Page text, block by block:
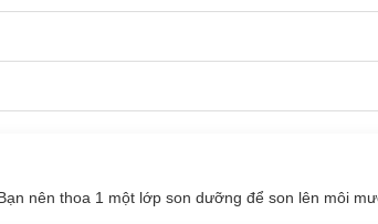
nên thoa 1 một lớp son dưỡng để son lên môi